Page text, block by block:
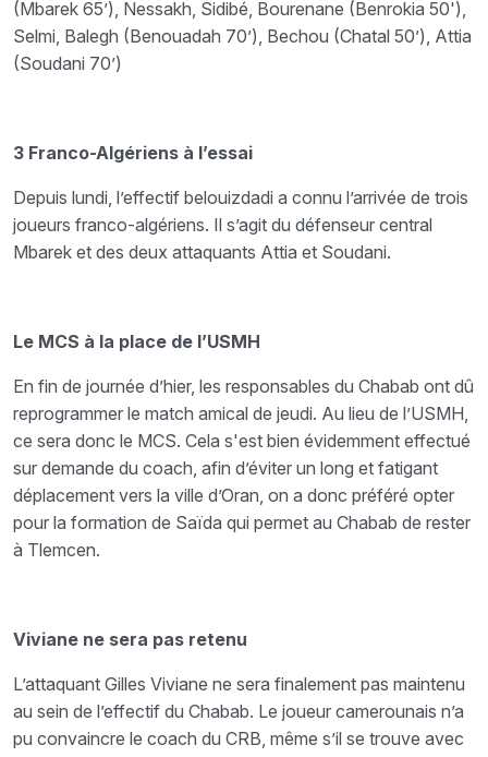
(Mbarek 65’), Nessakh, Sidibé, Bourenane (Benrokia 50'),
Selmi, Balegh (Benouadah 70’), Bechou (Chatal 50’), Attia
(Soudani 70’)
3 Franco-Algériens à l’essai
Depuis lundi, l’effectif belouizdadi a connu l’arrivée de trois
joueurs franco-algériens. Il s’agit du défenseur central
Mbarek et des deux attaquants Attia et Soudani.
Le MCS à la place de l’USMH
En fin de journée d’hier, les responsables du Chabab ont dû
reprogrammer le match amical de jeudi. Au lieu de l’USMH,
ce sera donc le MCS. Cela s'est bien évidemment effectué
sur demande du coach, afin d’éviter un long et fatigant
déplacement vers la ville d’Oran, on a donc préféré opter
pour la formation de Saïda qui permet au Chabab de rester
à Tlemcen.
Viviane ne sera pas retenu
L’attaquant Gilles Viviane ne sera finalement pas maintenu
au sein de l’effectif du Chabab. Le joueur camerounais n’a
pu convaincre le coach du CRB, même s’il se trouve avec